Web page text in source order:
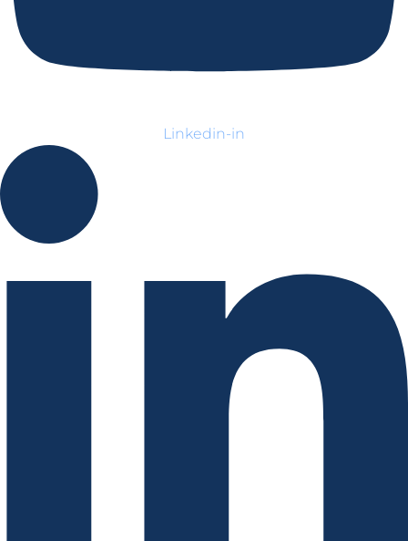
Linkedin-in